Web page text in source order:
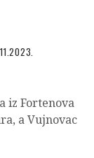
iz Fortenova
a Vujnovac